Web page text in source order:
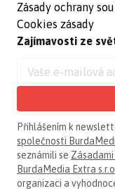
Zásady ochrany
Cookies zásady
Zajímavosti ze
Přihlášením k
společnosti
seznámili se
BurdaMedia Extra
organizaci a